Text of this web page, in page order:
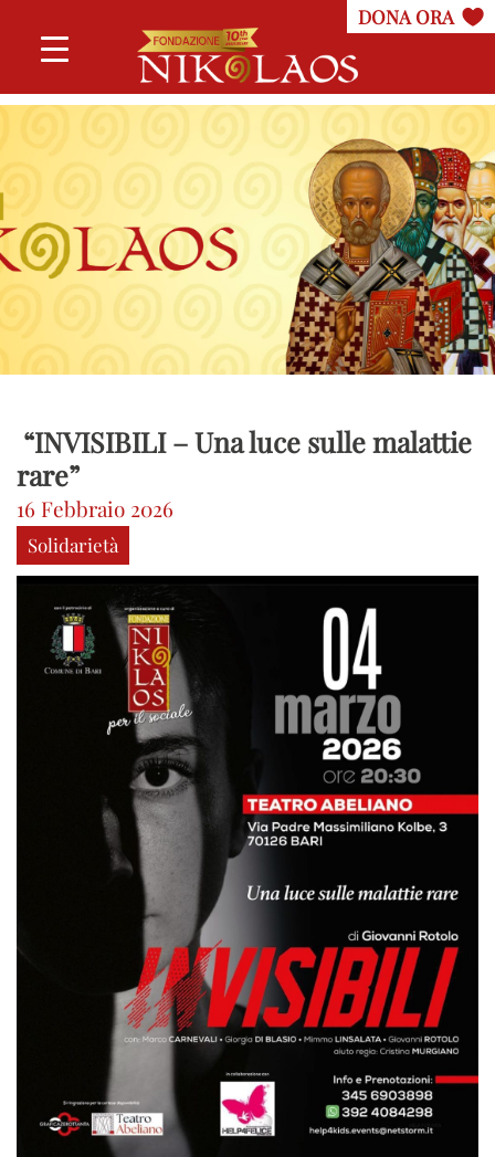
“INVISIBILI – Una luce sulle malattie
rare”
16 Febbraio 2026
Solidarietà